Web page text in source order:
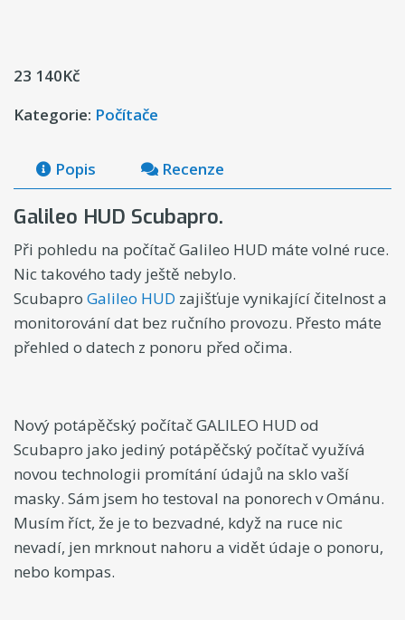
23 140Kč
Kategorie: Počítače
Popis Recenze
Galileo HUD Scubapro.
Při pohledu na počítač Galileo HUD máte volné ruce.
Nic takového tady ještě nebylo.
Scubapro Galileo HUD zajišťuje vynikající čitelnost a
monitorování dat bez ručního provozu. Přesto máte
přehled o datech z ponoru před očima.
Nový potápěčský počítač GALILEO HUD od
Scubapro jako jediný potápěčský počítač využívá
novou technologii promítání údajů na sklo vaší
masky. Sám jsem ho testoval na ponorech v Ománu.
Musím říct, že je to bezvadné, když na ruce nic
nevadí, jen mrknout nahoru a vidět údaje o ponoru,
nebo kompas.